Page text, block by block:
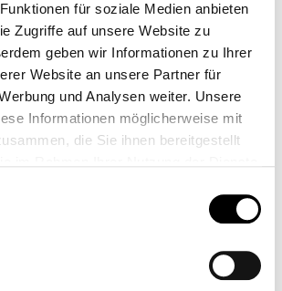
für soziale Medien anbieten
Zugriffe auf unsere Website zu
geben wir Informationen zu Ihrer
Website an unsere Partner für
und Analysen weiter. Unsere
Informationen möglicherweise mit
die Sie ihnen bereitgestellt
LUCES
REJILLA DE
REFRIGERACIÓN -
174,95 €*